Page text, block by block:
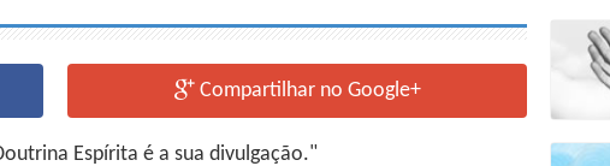
Compartilhar no Google+
Espírita é a sua divulgação."